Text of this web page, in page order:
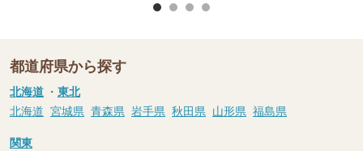
都道府県から探す
北海道 ・ 東北
北海道 宮城県 青森県 岩手県 秋田県 山形県 福島県
関東